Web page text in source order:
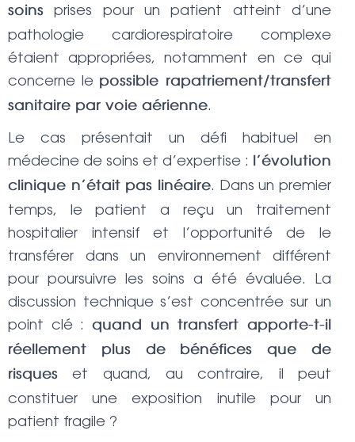
soins
prises pour un patient atteint d’une
pathologie cardiorespiratoire complexe
étaient appropriées, notamment en ce qui
concerne le possible rapatriement/transfert
sanitaire par voie aérienne.
Le cas présentait un défi habituel en
médecine de soins et d’expertise :
l’évolution
clinique n’était pas linéaire. Dans un premier
temps, le patient a reçu un traitement
hospitalier intensif et l’opportunité de le
transférer dans un environnement différent
pour poursuivre les soins a été évaluée. La
discussion technique s’est concentrée sur un
point clé :
quand un transfert apporte-t-il
réellement plus de bénéfices que de
risques
et quand, au contraire, il peut
constituer une exposition inutile pour un
patient fragile ?